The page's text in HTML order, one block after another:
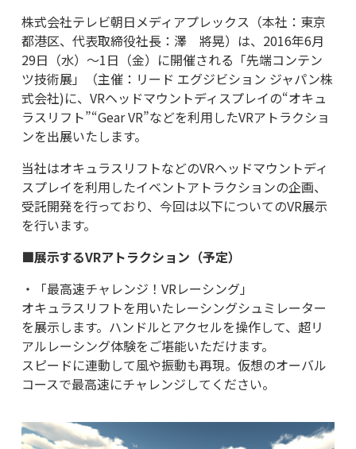
株式会社テレビ朝日メディアプレックス（本社：東京
都港区、代表取締役社長：澤 將晃）は、2016年6月
29日（水）～1日（金）に開催される「先端コンテン
ツ技術展」（主催：リード エグジビション ジャパン株
式会社)に、VRヘッドマウントディスプレイの“オキュ
ラスリフト”“Gear VR”などを利用したVRアトラクショ
ンを出展いたします。
当社はオキュラスリフトなどのVRヘッドマウントディ
スプレイを利用したイベントアトラクションの企画、
受託開発を行っており、今回は以下についてのVR展示
を行います。
■展示するVRアトラクション（予定）
・「最高速チャレンジ！VRレーシング」
オキュラスリフトを用いたレーシングシュミレーター
を展示します。ハンドルとアクセルを操作して、超リ
アルレーシング体験をご堪能いただけます。
スピードに連動して風や振動も再現。仮想のオーバル
コースで最高速にチャレンジしてください。